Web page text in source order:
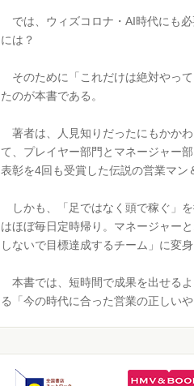
では、ウィズコロナ・AI時代にも
には？
そのために「これだけは絶対やっ
たのが本書である。
著者は、人見知りだったにもかか
て、プレイヤー部門とマネージャー
表彰を4回も受賞した伝説の営業マン
しかも、「足ではなく頭で稼ぐ」
はほぼ毎日定時帰り。マネージャー
しないで目標達成するチーム」に変
本書では、短時間で成果を出せる
る「今の時代に合った営業の正しいや